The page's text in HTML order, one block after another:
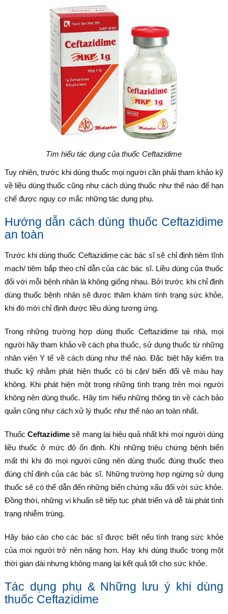
Tìm hiểu tác dụng của thuốc Ceftazidime
Tuy nhiên, trước khi dùng thuốc mọi người cần phải tham khảo kỹ
về liều dùng thuốc cũng như cách dùng thuốc như thế nào để hạn
chế được nguy cơ mắc những tác dụng phụ.
Hướng dẫn cách dùng thuốc Ceftazidime
an toàn
Trước khi dùng thuốc Ceftazidime các bác sĩ sẽ chỉ định tiêm tĩnh
mạch/ tiêm bắp theo chỉ dẫn của các bác sĩ. Liều dùng của thuốc
đối với mỗi bệnh nhân là không giống nhau. Bởi trước khi chỉ định
dùng thuốc bệnh nhân sẽ được thăm khám tình trạng sức khỏe,
khi đó mới chỉ định được liều dùng tương ứng.
Trong những trường hợp dùng thuốc Ceftazidime tại nhà, mọi
người hãy tham khảo về cách pha thuốc, sử dụng thuốc từ những
nhân viên Y tế về cách dùng như thế nào. Đặc biệt hãy kiểm tra
thuốc kỹ nhằm phát hiện thuốc có bị cặn/ biến đổi về màu hay
không. Khi phát hiện một trong những tình trạng trên mọi người
không nên dùng thuốc. Hãy tìm hiểu những thông tin về cách bảo
quản cũng như cách xử lý thuốc như thế nào an toàn nhất.
ThuốcCeftazidime sẽ mang lại hiệu quả nhất khi mọi người dùng
liều thuốc ở mức độ ổn định. Khi những triệu chứng bệnh biến
mất thì khi đó mọi người cũng nên dùng thuốc đúng thuốc theo
đúng chỉ định của các bác sĩ. Những trường hợp ngừng sử dụng
thuốc sẽ có thể dẫn đến những biến chứng xấu đối với sức khỏe.
Đồng thời, những vi khuẩn sẽ tiếp tục phát triển và dễ tái phát tình
trạng nhiễm trùng.
Hãy báo cáo cho các bác sĩ được biết nếu tình trạng sức khỏe
của mọi người trở nên nặng hơn. Hay khi dùng thuốc trong một
thời gian dài nhưng không mang lại kết quả tốt cho sức khỏe.
Tác dụng phụ & Những lưu ý khi dùng
thuốc Ceftazidime